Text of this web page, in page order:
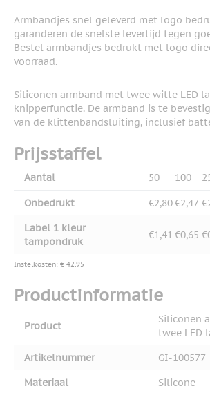
Armbandjes snel geleverd met logo
garanderen de snelste levertijd tegen
Bestel armbandjes bedrukt met logo
voorraad.
Siliconen armband met twee witte LED
knipperfunctie. De armband is te
van de klittenbandsluiting, inclusief
Prijsstaffel
Aantal 50 100
Onbedrukt €2,80€2,47
Label 1 kleur
tampondruk
€1,41 €0,65
Instelkosten: € 42,95
Productinformatie
Product
Siliconen
twee LED
Artikelnummer
GI-100577
Materiaal
Silicone